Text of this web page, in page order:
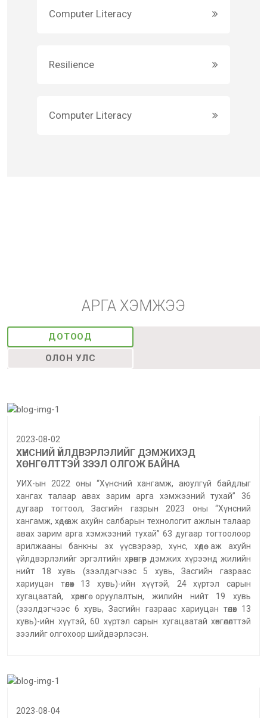
Computer Literacy
Resilience
Computer Literacy
АРГА ХЭМЖЭЭ
ДОТООД
ОЛОН УЛС
2023-08-02
ХҮНСНИЙ ҮЙЛДВЭРЛЭЛИЙГ ДЭМЖИХЭД
ХӨНГӨЛТТЭЙ ЗЭЭЛ ОЛГОЖ БАЙНА
УИХ-ын 2022 оны “Хүнсний хангамж, аюулгүй байдлыг
хангах талаар авах зарим арга хэмжээний тухай” 36
дугаар тогтоол, Засгийн газрын 2023 оны “Хүнсний
хангамж, хөдөө аж ахуйн салбарын технологит ажлын талаар
авах зарим арга хэмжээний тухай” 63 дугаар тогтоолоор
арилжааны банкны эх үүсвэрээр, хүнс, хөдөө аж ахуйн
үйлдвэрлэлийг эргэлтийн хөрөнгөөр дэмжих хүрээнд жилийн
нийт 18 хувь (зээлдэгчээс 5 хувь, Засгийн газраас
хариуцан төлөх 13 хувь)-ийн хүүтэй, 24 хүртэл сарын
хугацаатай, хөрөнгө оруулалтын, жилийн нийт 19 хувь
(зээлдэгчээс 6 хувь, Засгийн газраас хариуцан төлөх 13
хувь)-ийн хүүтэй, 60 хүртэл сарын хугацаатай хөнгөлөлттэй
зээлийг олгохоор шийдвэрлэсэн.
2023-08-04